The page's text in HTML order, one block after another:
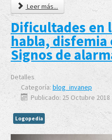
Leer más...
Dificultades en
habla,
Signos de
Detalles
Categoría: blog_invanep
Publicado: 25 Octubre 2018
Logopedia